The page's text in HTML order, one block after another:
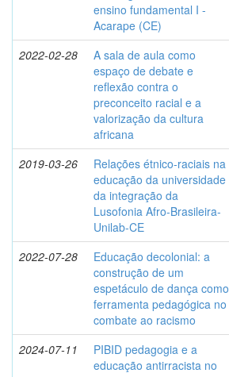
ensino fundamental I -
Acarape (CE)
2022-02-28
A sala de aula como
espaço de debate e
reflexão contra o
preconceito racial e a
valorização da cultura
africana
2019-03-26
Relações étnico-raciais na
educação da universidade
da integração da
Lusofonia Afro-Brasileira-
Unilab-CE
2022-07-28
Educação decolonial: a
construção de um
espetáculo de dança como
ferramenta pedagógica no
combate ao racismo
2024-07-11
PIBID pedagogia e a
educação antirracista no